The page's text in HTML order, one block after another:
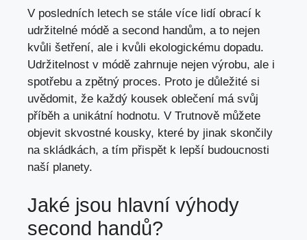
V posledních letech ⁣se stále⁤ více lidí obrací k
udržitelné módě ​a second handům, a to nejen
kvůli⁢ šetření, ale i kvůli ekologickému dopadu.
Udržitelnost v módě zahrnuje nejen⁤ výrobu, ale i
spotřebu a zpětný proces.‍ Proto je důležité si
uvědomit, že ‍každý kousek oblečení má⁢ svůj
příběh a⁣ unikátní hodnotu. V Trutnově můžete
⁢objevit skvostné kousky, které by jinak skončily
na ⁢skládkách, a tím přispět k lepší budoucnosti
naší ‍planety.
Jaké jsou ‌hlavní výhody
second handů?